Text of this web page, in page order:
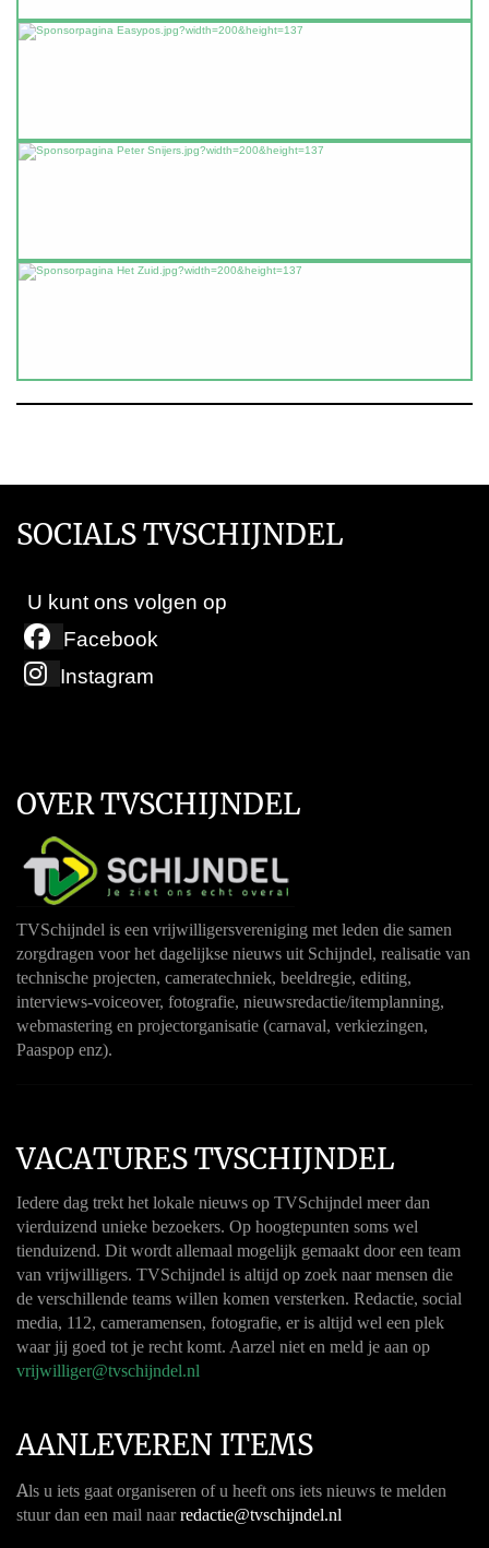
SOCIALS TVSCHIJNDEL
U kunt ons volgen op
Facebook
Instagram
OVER TVSCHIJNDEL
TVSchijndel is een vrijwilligersvereniging met leden die samen
zorgdragen voor het dagelijkse nieuws uit Schijndel, realisatie van
technische projecten, cameratechniek, beeldregie, editing,
interviews-voiceover, fotografie, nieuwsredactie/itemplanning,
webmastering en projectorganisatie (carnaval, verkiezingen,
Paaspop enz).
VACATURES TVSCHIJNDEL
Iedere dag trekt het lokale nieuws op TVSchijndel meer dan
vierduizend unieke bezoekers. Op hoogtepunten soms wel
tienduizend. Dit wordt allemaal mogelijk gemaakt door een team
van vrijwilligers. TVSchijndel is altijd op zoek naar mensen die
de verschillende teams willen komen versterken. Redactie, social
media, 112, cameramensen, fotografie, er is altijd wel een plek
waar jij goed tot je recht komt. Aarzel niet en meld je aan op
vrijwilliger@tvschijndel.nl
AANLEVEREN ITEMS
Als u iets gaat organiseren of u heeft ons iets nieuws te melden
stuur dan een mail naar redactie@tvschijndel.nl